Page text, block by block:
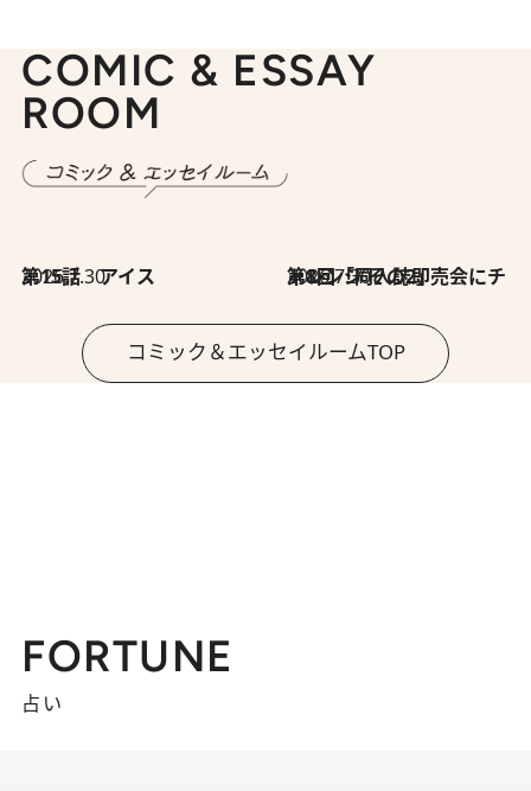
COMIC & ESSAY
ROOM
2026.7.30
第15話 アイス 2026.7.30
第8回「同人誌即売会にチャレンジ その2」
コミック＆エッセイルームTOP
FORTUNE
占い